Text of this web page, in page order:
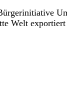
Welt exportiert